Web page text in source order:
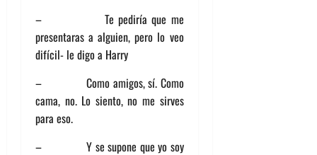
– Te pediría que me
presentaras a alguien, pero lo veo
difícil- le digo a Harry
– Como amigos, sí. Como
cama, no. Lo siento, no me sirves
para eso.
– Y se supone que yo soy